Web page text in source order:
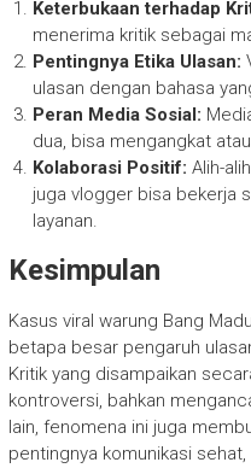
Keterbukaan terhadap
menerima kritik sebagai
Pentingnya Etika Ulasan:
ulasan dengan bahasa
Peran Media Sosial:
dua, bisa mengangkat
Kolaborasi Positif: Alih-
juga vlogger bisa bekerja
layanan.
Kesimpulan
Kasus viral warung Bang
betapa besar pengaruh
Kritik yang disampaikan
kontroversi, bahkan
lain, fenomena ini juga
pentingnya komunikasi